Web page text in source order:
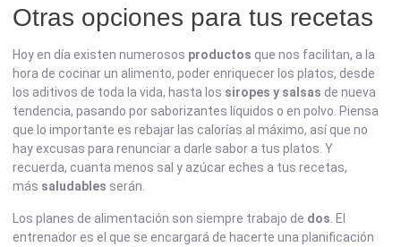
Otras opciones para tus recetas
Hoy en día existen numerosos productos que nos facilitan, a la
hora de cocinar un alimento, poder enriquecer los platos, desde
los aditivos de toda la vida, hasta los siropes y salsas de nueva
tendencia, pasando por saborizantes líquidos o en polvo. Piensa
que lo importante es rebajar las calorías al máximo, así que no
hay excusas para renunciar a darle sabor a tus platos. Y
recuerda, cuanta menos sal y azúcar eches a tus recetas,
más saludables serán.
Los planes de alimentación son siempre trabajo de dos . El
entrenador es el que se encargará de hacerte una planificación